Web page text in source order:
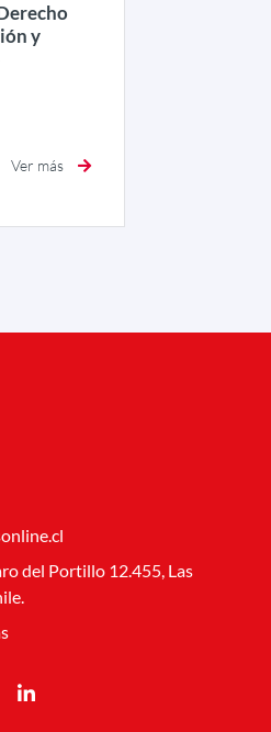
y
Ver más
del Portillo 12.455, Las